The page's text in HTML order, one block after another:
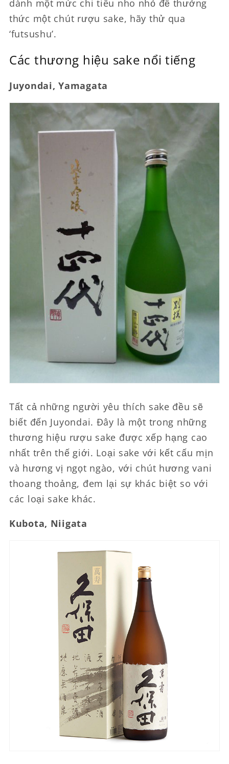
dành một mức chi tiêu nho nhỏ để thưởng
thức một chút rượu sake, hãy thử qua
‘futsushu’.
Các thương hiệu sake nổi tiếng
Juyondai, Yamagata
Tất cả những người yêu thích sake đều sẽ
biết đến Juyondai. Đây là một trong những
thương hiệu rượu sake được xếp hạng cao
nhất trên thế giới. Loại sake với kết cấu mịn
và hương vị ngọt ngào, với chút hương vani
thoang thoảng, đem lại sự khác biệt so với
các loại sake khác.
Kubota, Niigata